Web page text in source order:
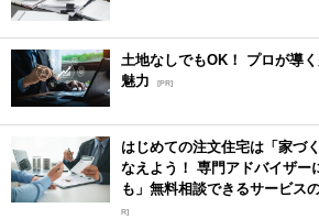
土地なしでもOK！ プロが導
魅力
[PR]
はじめての注文住宅は「家づ
なえよう！ 専門アドバイザー
も」無料相談できるサービス
R]